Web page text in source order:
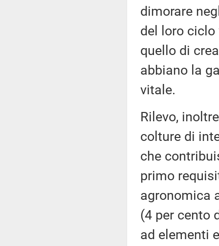
dimorare
del loro ciclo
quello di
abbiano la
vitale.
Rilevo,
colture di
che
primo
agronomica
(4 per cento
ad elementi